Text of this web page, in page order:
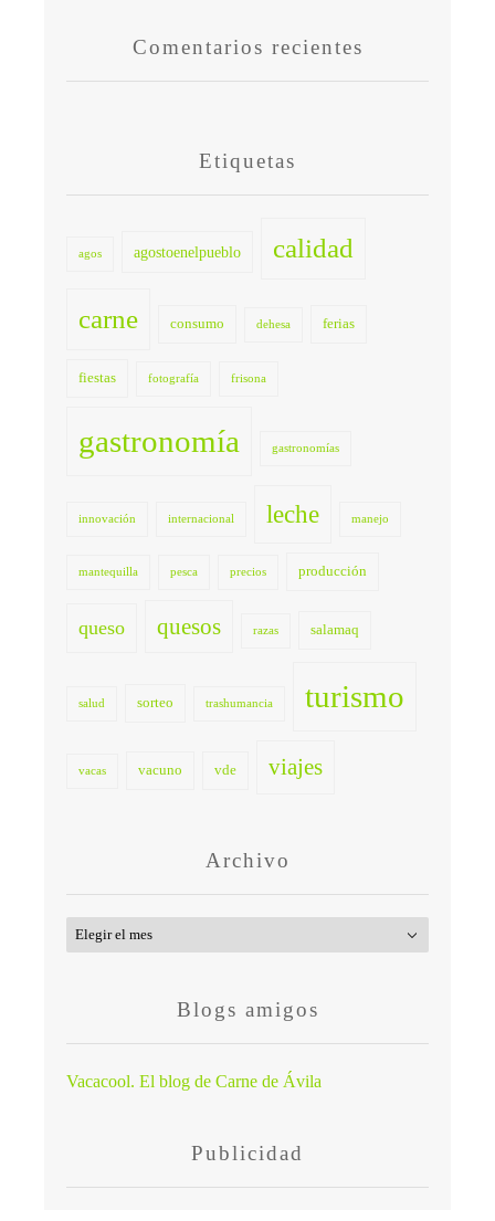
Comentarios recientes
Etiquetas
agos agostoenelpueblo calidad
carne consumo dehesa ferias
fiestas fotografía frisona
gastronomía gastronomías
innovación internacional leche manejo
mantequilla pesca precios producción
queso quesos razas salamaq
salud sorteo trashumancia turismo
vacas vacuno vde viajes
Archivo
Archivo
Blogs amigos
Vacacool. El blog de Carne de Ávila
Publicidad